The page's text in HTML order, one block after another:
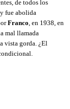
de todos los
fue abolida
Franco , en 1938, en
mal llamada
vista gorda. ¿El